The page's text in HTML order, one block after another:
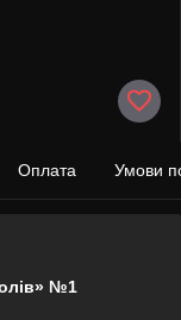
Оплата Умови
№1